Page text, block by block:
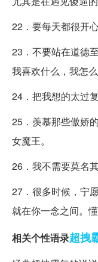
22．要每天都很开
23．不要站在道德
我喜欢什么，我怎
24．把我想的太过
25．羡慕那些傲娇
女魔王。
26．我不需要莫名
27．很多时候，宁
就在你一念之间。
相关个性语录超拽